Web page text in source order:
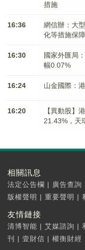
措施
16:36
網信辦：大
化等措施保
16:30
國家外匯局
幅0.07%
16:24 山金國際：
16:20
【異動股】
21.43%，天
相關訊息
法定公告欄 | 廣告查詢
版權聲明 | 重要聲明 |
友情鏈接
清博智能 | 艾媒諮詢 |
刊
| 壹財信 | 權衡財經